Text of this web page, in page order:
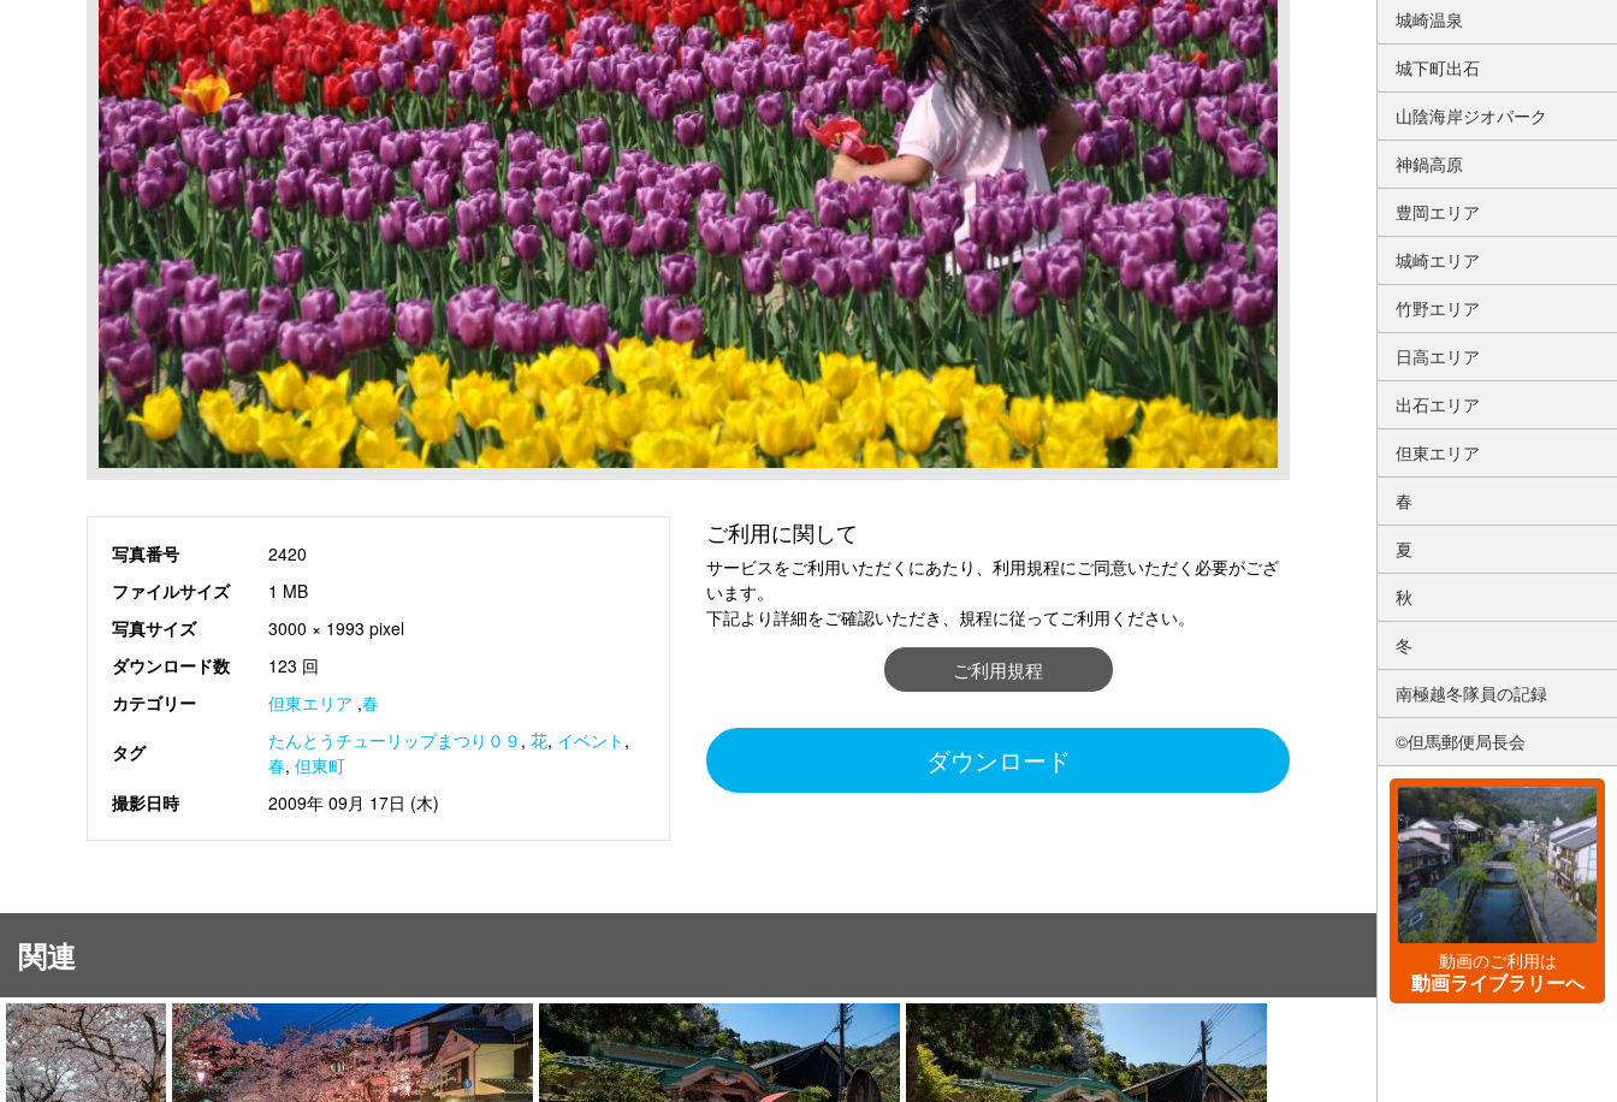
写真番号
2420
ファイルサイズ
1 MB
写真サイズ
3000 × 1993 pixel
ダウンロード数
123 回
カテゴリー
但東エリア ,春
タグ たんとうチューリップまつり０９ , 花, イベント ,
春, 但東町
撮影日時
2009年 09月 17日 (木)
ご利用に関して
サービスをご利用いただくにあたり、利用規程にご同意いただく必要がござ
います。
下記より詳細をご確認いただき、規程に従ってご利用ください。
ご利用規程
ダウンロード
関連
城崎温泉
城下町出石
山陰海岸ジオパーク
神鍋高原
豊岡エリア
城崎エリア
竹野エリア
日高エリア
出石エリア
但東エリア
春
夏
秋
冬
南極越冬隊員の記録
©但馬郵便局長会
動画のご利用は
動画ライブラリーへ